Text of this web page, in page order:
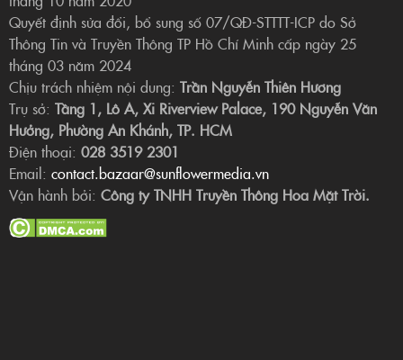
Quyết định sửa đổi, bổ sung số 07/QĐ-STTTT-ICP do Sở
Thông Tin và Truyền Thông TP Hồ Chí Minh cấp ngày 25
tháng 03 năm 2024
Chịu trách nhiệm nội dung: Trần Nguyễn Thiên Hương
Trụ sở: Tầng 1, Lô A, Xi Riverview Palace, 190 Nguyễn Văn
Hưởng, Phường An Khánh, TP. HCM
Điện thoại: 028 3519 2301
Email: contact.bazaar@sunflowermedia.vn
Vận hành bởi: Công ty TNHH Truyền Thông Hoa Mặt Trời.